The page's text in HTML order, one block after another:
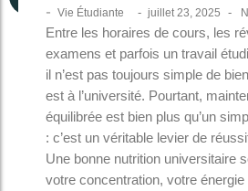
- Vie Étudiante - juillet 23, 2025 -
Entre les horaires de cours, les
examens et parfois un travail
il n’est pas toujours simple de
est à l’université. Pourtant,
équilibrée est bien plus qu’un
: c’est un véritable levier de
Une bonne nutrition universitaire
votre concentration, votre